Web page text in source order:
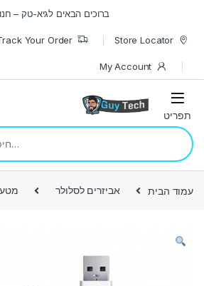
ברוכים הבאים לגיא-טק –
Store Locator
Your Order
My Account
חיפוש עבור:
עמוד הבית אביזרים לסלולר